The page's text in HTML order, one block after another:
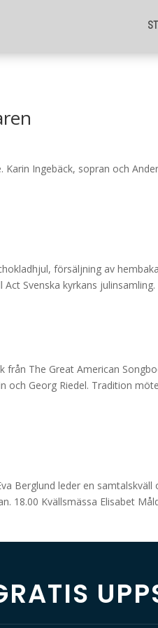
Karin Ingebäck, sopran och
försäljning av
Svenska kyrkans julinsamling.
från The Great American
och Georg Riedel. Tradition
Berglund leder en
18.00 Kvällsmässa Elisabet